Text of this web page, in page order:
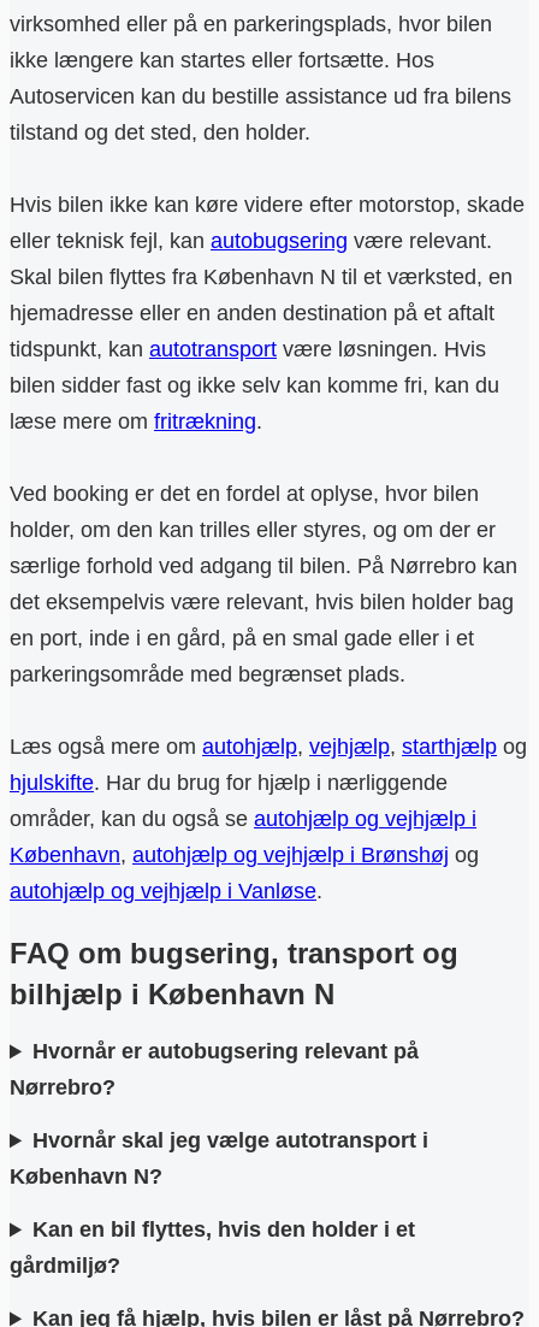
virksomhed eller på en parkeringsplads, hvor bilen
ikke længere kan startes eller fortsætte. Hos
Autoservicen kan du bestille assistance ud fra bilens
tilstand og det sted, den holder.
Hvis bilen ikke kan køre videre efter motorstop, skade
eller teknisk fejl, kan autobugsering være relevant.
Skal bilen flyttes fra København N til et værksted, en
hjemadresse eller en anden destination på et aftalt
tidspunkt, kan autotransport være løsningen. Hvis
bilen sidder fast og ikke selv kan komme fri, kan du
læse mere om fritrækning.
Ved booking er det en fordel at oplyse, hvor bilen
holder, om den kan trilles eller styres, og om der er
særlige forhold ved adgang til bilen. På Nørrebro kan
det eksempelvis være relevant, hvis bilen holder bag
en port, inde i en gård, på en smal gade eller i et
parkeringsområde med begrænset plads.
Læs også mere om autohjælp, vejhjælp, starthjælp og
hjulskifte. Har du brug for hjælp i nærliggende
områder, kan du også se autohjælp og vejhjælp i
København, autohjælp og vejhjælp i Brønshøj og
autohjælp og vejhjælp i Vanløse.
FAQ om bugsering, transport og
bilhjælp i København N
Hvornår er autobugsering relevant på
Nørrebro?
Hvornår skal jeg vælge autotransport i
København N?
Kan en bil flyttes, hvis den holder i et
gårdmiljø?
Kan jeg få hjælp, hvis bilen er låst på Nørrebro?